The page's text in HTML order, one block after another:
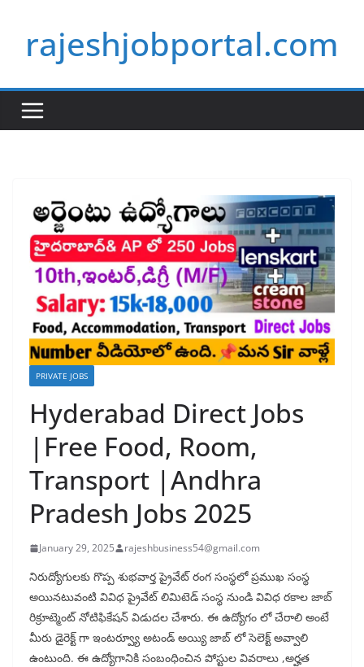
contentrajeshjobportal.com
PRIVATE JOBS
Hyderabad Direct Jobs
|Free Food, Room,
Transport |Andhra
Pradesh Jobs 2025
January 29, 2025 rajeshbusiness54@gmail.com
నిరుద్యోగులకు గొప్ప శుభవార్త ప్రైవేట్ రంగ సంస్థలో ప్రముఖ సంస్థ
అయినటువంటి వివిధ ప్రైవేట్ లిమిటెడ్ సంస్థ నుండి వివిధ రకాల జాబ్
రిక్రూట్మెంట్ నోటిఫికేషన్ విడుదల చేశారు. ఈ ఉద్యోగం లో చేరాలి అంటే
మీరు డైరెక్ట్ గా ఇంటర్వ్యూ అటండ్ అయ్యి జాబ్ లో సెలెక్ట్ అవ్వాలి
ఉంటుంది. ఈ ఉద్యోగానికి సంబంధించిన పోస్టుల వివరాలు ,అర్హత